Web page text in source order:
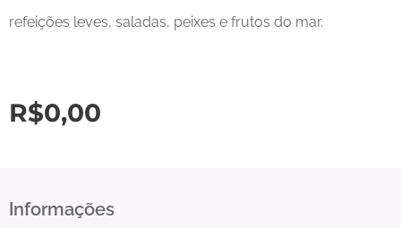
refeições leves, saladas, peixes e frutos do mar.
R$0,00
Informações